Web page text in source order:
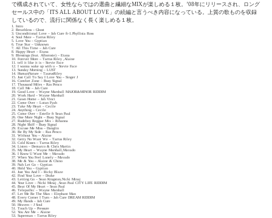
で構成されていて、女性ならではの選曲と繊細なMIXが楽しめる１枚。’08年にリリースされ、ロング
セールス中の「ITS ALL ABOUT LOVE」の続編と言うべき内容になっている。上質の歌ものを収録
しているので、流行に関係なく長く楽しめる１枚。
1. Intro
2. Breathless – Ghost
3. Unconditional Love – Jah Cure ft-1.Phyllisia Ross
4. Soul Mate – Tarrus Riley
5. Love You – Gyptian
6. True Star – Unknown
7. All This Time – Jah Cure
8. Happy Heart – Etana
9. Blessings (feat. Alborosie) – Etana
10. Forever More – Tarrus Riley ,Alaine
11. tell it like it is – Stevie Face
12. I wanna wake up with u – Stevie Face
13. Sunday Morning – LUST
14. HumanNature – TaurusRiley
15. Just Call To Say I Love You – Singer J
16. Comfort Zone – Busy Signal
17. Thousand Miles – Ras Penco
18. Call Me – Jah Cure
19. Good Love – Wayne Marshall MAJOR&MINOR RIDDIM
20. Work Hard – Wayne Marshall
21. Gawn Home – Jah Vinci
22. Come Over – Lutan Fyah
23. Take My Heart – Cecile
24. Anything – Cecile
25. Come Over – Estelle ft Sean Paul
26. One More Night – Busy Signal
27. Rudeboy Reggae Mix – Rihanna
28. Night Shiff – Busy Signal
29. Excuse Me Miss – Danglin
30. Be By My Side – Ras Penco
31. Without You – Alaine
32. Getty No Want We – Tarrus Riley
33. Cold Kisses – Tarrus Riley
34. Listen – Demarco & Chris Martin
35. My Heart – Wayne Marshall,Mavado
36. I Know U Want Me – Mavado
37. When You Feel Lonely – Mavado
38. Me & You – Alaine & Chino
39. Nah Let Go – Gyptian
40. Hold You – Gyptian
41. Just You And I – Ricky Blaze
42. Find Your Love – Drake
43. Letting Go – Sean Kingston,Nicki Minaj
44. Your Love – Nicki Minaj ,Sean Paul CITY LIFE RIDDIM
45. Beat Of My Heart – Sean Paul
46. Telepathic – Wayne Marshall
47. Let Me Be The Man – Elephant Man
48. Every Corner I Turn – Jah Cure DREAM RIDDIM
49. My Hands – Jah Cure
50. Heaven – J Soul
51. Touch Up – Pressure
52. You Are Me – Alaine
53. Superman – Tarrus Riley